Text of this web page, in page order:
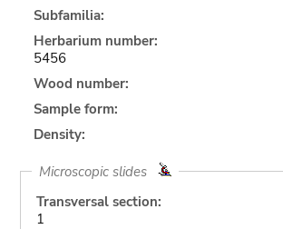
Subfamilia:
Herbarium number:
5456
Wood number:
Sample form:
Density:
Microscopic slides
Transversal section:
1